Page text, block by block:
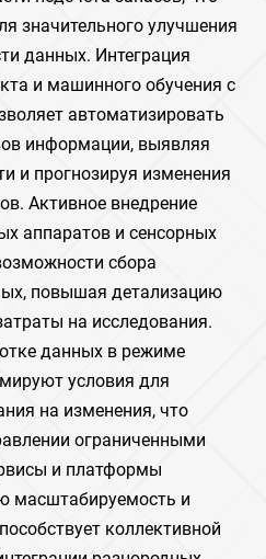
значительного улучшения
данных. Интеграция
и машинного обучения с
автоматизировать
информации, выявляя
и прогнозируя изменения
Активное внедрение
аппаратов и сенсорных
сбора
повышая детализацию
на исследования.
данных в режиме
условия для
на изменения, что
ограниченными
и платформы
масштабируемость и
коллективной